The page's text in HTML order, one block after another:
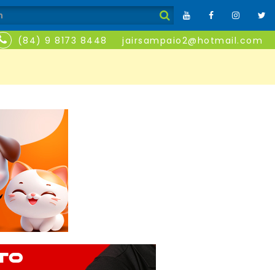
(84) 9 8173 8448 jairsampaio2@hotmail.com